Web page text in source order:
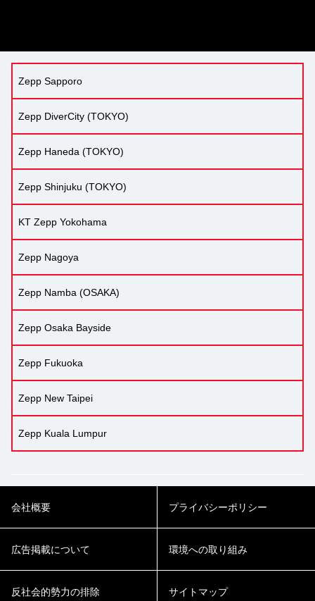
Zepp Sapporo
Zepp DiverCity (TOKYO)
Zepp Haneda (TOKYO)
Zepp Shinjuku (TOKYO)
KT Zepp Yokohama
Zepp Nagoya
Zepp Namba (OSAKA)
Zepp Osaka Bayside
Zepp Fukuoka
Zepp New Taipei
Zepp Kuala Lumpur
会社概要 プライバシーポリシー
広告掲載について 環境への取り組み
反社会的勢力の排除 サイトマップ